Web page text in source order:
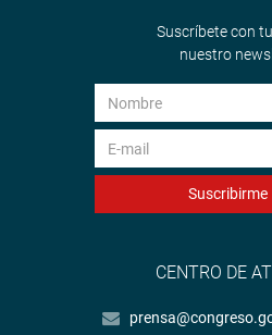
Suscríbete con
nuestro
Suscribirme
CENTRO DE